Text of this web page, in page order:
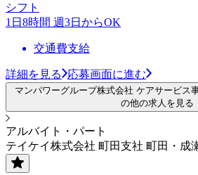
シフト
1日8時間 週3日からOK
交通費支給
詳細を見る 応募画面に進む
マンパワーグループ株式会社 ケアサービス
の他の求人を見る
アルバイト・パート
テイケイ株式会社 町田支社 町田・成